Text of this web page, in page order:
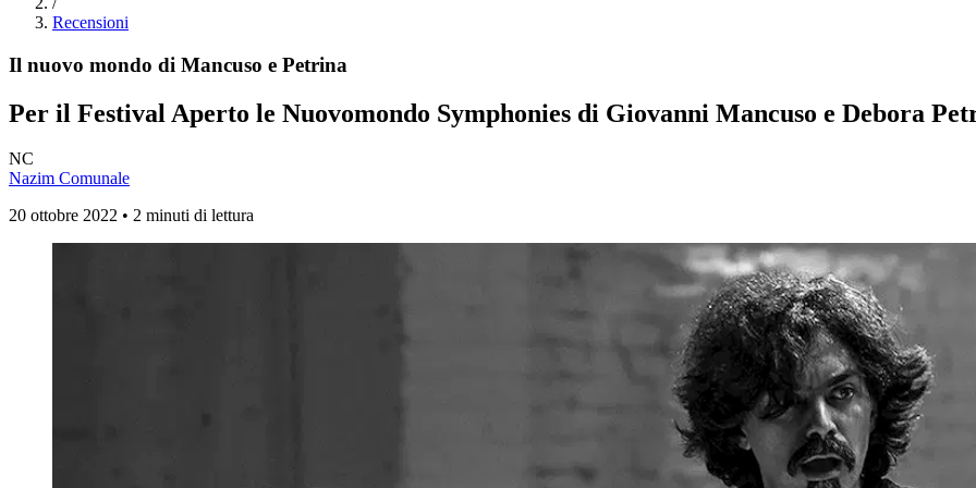
Recensioni
Il nuovo mondo di Mancuso e Petrina
Per il Festival Aperto le Nuovomondo Symphonies di Giovanni Mancuso e Debora
NC
Nazim Comunale
20 ottobre 2022 • 2 minuti di lettura